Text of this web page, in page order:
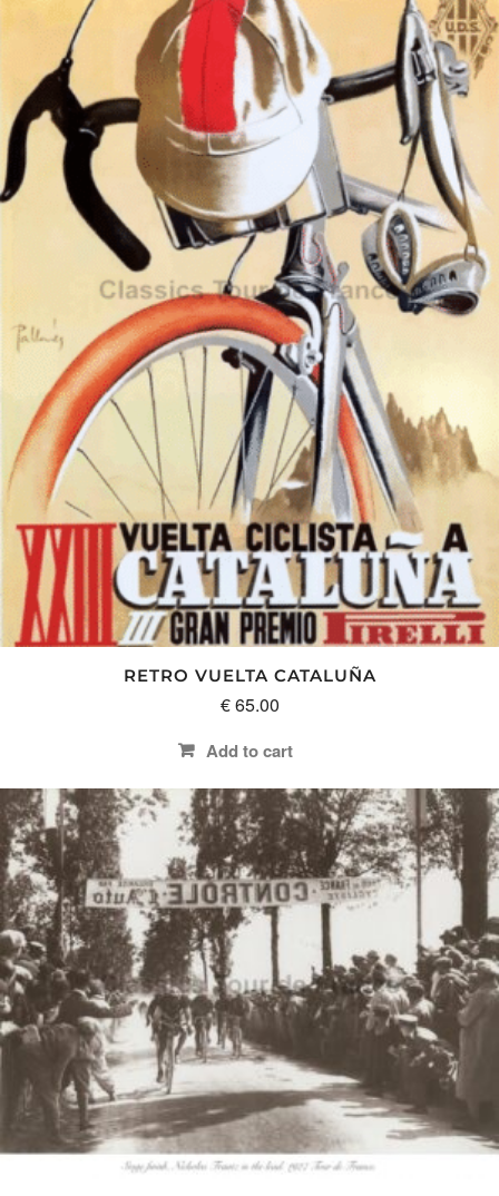
RETRO VUELTA CATALUÑA
€65.00
Add to cart